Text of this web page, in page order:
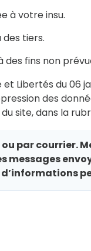
à votre insu.
tiers.
des fins non
Libertés du 06
des
site, dans la
par courrier.
messages